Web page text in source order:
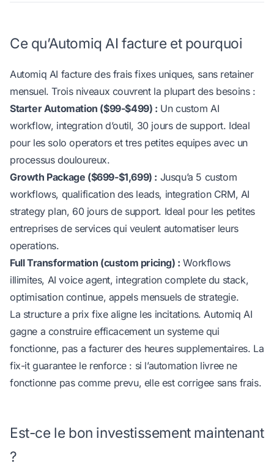
Ce qu’Automiq AI facture et pourquoi
Automiq AI facture des frais fixes uniques, sans retainer
mensuel. Trois niveaux couvrent la plupart des besoins :
Starter Automation ($99-$499) : Un custom AI
workflow, integration d’outil, 30 jours de support. Ideal
pour les solo operators et tres petites equipes avec un
processus douloureux.
Growth Package ($699-$1,699) : Jusqu’a 5 custom
workflows, qualification des leads, integration CRM, AI
strategy plan, 60 jours de support. Ideal pour les petites
entreprises de services qui veulent automatiser leurs
operations.
Full Transformation (custom pricing) : Workflows
illimites, AI voice agent, integration complete du stack,
optimisation continue, appels mensuels de strategie.
La structure a prix fixe aligne les incitations. Automiq AI
gagne a construire efficacement un systeme qui
fonctionne, pas a facturer des heures supplementaires. La
fix-it guarantee le renforce : si l’automation livree ne
fonctionne pas comme prevu, elle est corrigee sans frais.
Est-ce le bon investissement maintenant
?